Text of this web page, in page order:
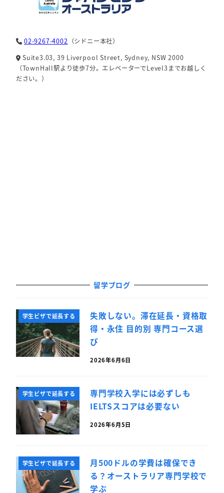
02-9267-4002 （シドニー本社）
Suite3.03, 39 Liverpool Street, Sydney, NSW 2000
（TownHall駅より徒歩7分。エレベーターでLevel3までお越しく
ださい。）
留学ブログ
学生ビザで延長する
失敗しない。滞在延長・資格取
得・永住 目的別 専門コース選
び
2026年6月6日
学生ビザで延長する
専門学校入学には必ずしも
IELTSスコアは必要ない
2026年6月5日
学生ビザで延長する
月500ドルの学費は確保でき
る？オーストラリア専門学校で
学ぶ